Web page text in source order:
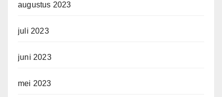
augustus 2023
juli 2023
juni 2023
mei 2023